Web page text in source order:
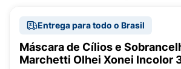
Entrega para todo o Brasil
Máscara de Cílios e
Marchetti Olhei Xonei Incolor